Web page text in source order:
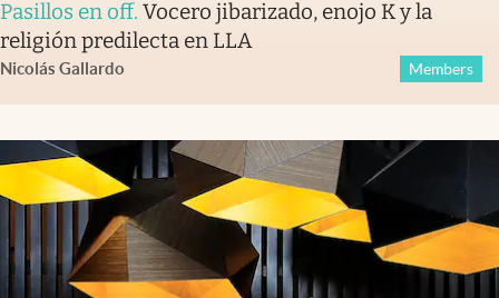
Pasillos en off. Vocero jibarizado, enojo K y la
religión predilecta en LLA
Nicolás Gallardo Members